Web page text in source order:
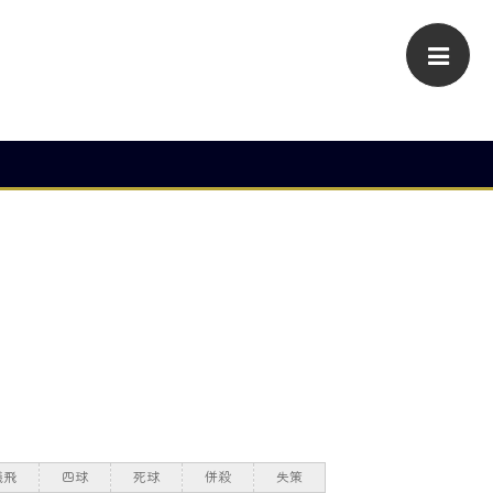
飛 四球 死球 併殺 失策